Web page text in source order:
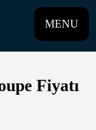
MENU
Fiyatı